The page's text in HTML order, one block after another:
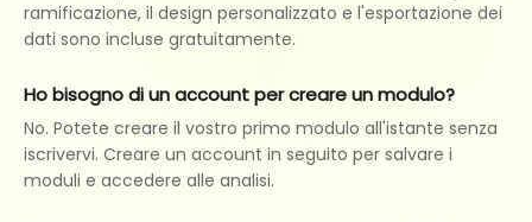
ramificazione, il design personalizzato e l'esportazione dei
dati sono incluse gratuitamente.
Ho bisogno di un account per creare un modulo?
No. Potete creare il vostro primo modulo all'istante senza
iscrivervi. Creare un account in seguito per salvare i
moduli e accedere alle analisi.